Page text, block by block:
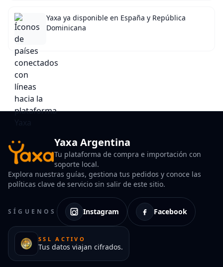
Yaxa ya disponible en España y República
Dominicana
Yaxa Argentina
Tu plataforma de compra e importación con
soporte local.
Explora nuestras guías, gestiona tus pedidos y conoce las
políticas clave de servicio sin salir de este sitio.
SÍGUENOS Instagram Facebook
SSL ACTIVO
Tus datos viajan cifrados.